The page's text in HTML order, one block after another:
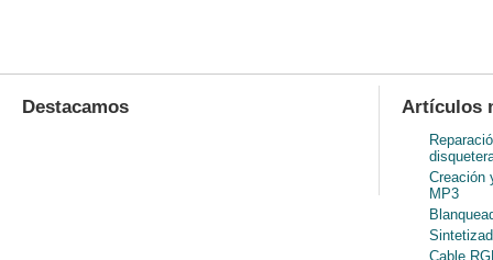
Destacamos Artículos
Creación
MP3
Cable